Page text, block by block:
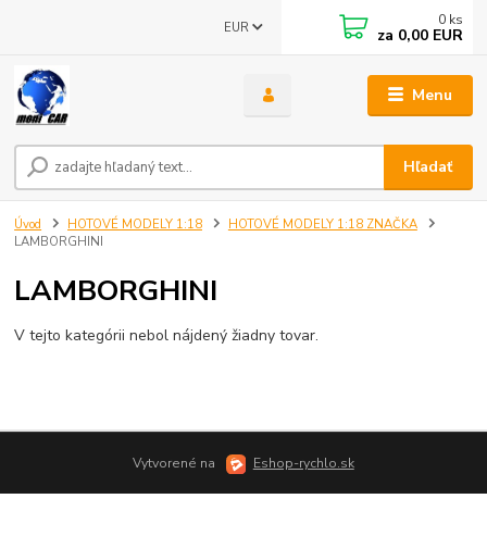
Menu
EUR
Hľadať
0 ks
za 0,00 EUR
Úvod HOTOVÉ MODELY 1:18
HOTOVÉ MODELY 1:18 ZNAČKA
LAMBORGHINI
LAMBORGHINI
V tejto kategórii nebol nájdený žiadny tovar.
Vytvorené na Eshop-rychlo.sk